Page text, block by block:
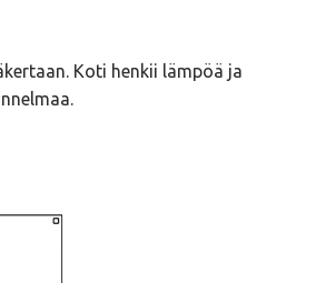
Koti henkii lämpöä ja